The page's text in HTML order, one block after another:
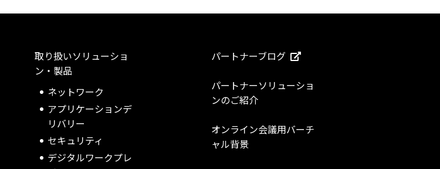
取り扱いソリューショ
ン・製品
ネットワーク
アプリケーションデ
リバリー
セキュリティ
デジタルワークプレ
パートナーブログ
パートナーソリューショ
ンのご紹介
オンライン会議用バーチ
ャル背景